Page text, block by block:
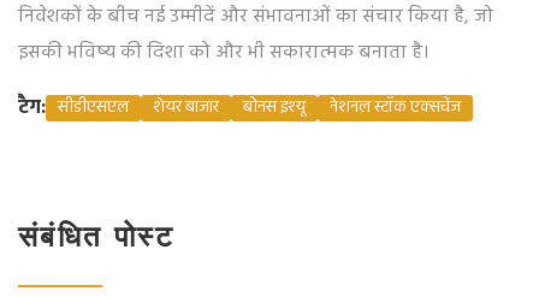
निवेशकों के बीच नई उम्मीदें और संभावनाओं का संचार किया है, जो
इसकी भविष्य की दिशा को और भी सकारात्मक बनाता है।
टैग: सीडीएसएल शेयर बाजार बोनस इश्यू नेशनल स्टॉक एक्सचेंज
संबंधित पोस्ट